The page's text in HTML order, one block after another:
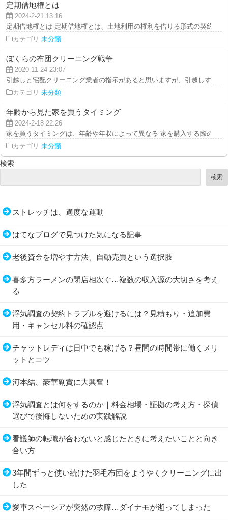
定期借地権とは
2024-2-21 13:16
定期借地権とは 定期借地権とは、土地利用の権利を借りる形式の契約で
カテゴリ 未分類
ぼくらの布団クリーニング戦争
2020-11-24 23:07
引越しと宅配クリーニング業者の指示があると思いますが、引越しする前
カテゴリ 未分類
年齢から見た家を買うタイミング
2024-2-18 22:26
家を買うタイミングは、年齢や年収によって異なる 家を購入する際の最
カテゴリ 未分類
検索
検索
ストレッチは、適度な運動
はてなブログで見つけた気になる記事
老後資金を増やす方法、自動売買という選択肢
喜多方ラーメンの閉店相次ぐ…複数の収入源の大切さを考え
る
浮気調査の契約トラブルを避けるには？見積もり・追加費
用・キャンセル料の確認点
チャットレディは日中でも稼げる？昼間の時間帯に働くメリ
ットとコツ
河本結、豪華副賞に大興奮！
浮気調査とは何をするのか｜料金相場・証拠の考え方・探偵
選びで後悔しないための実践解説
看護師の転職が合わないと感じたときに考えたいことと向き
合い方
3年間ずっと使い続けた羽毛布団をようやくクリーニングに出
した
愛車スペーシアが突然の故障…ダイナモが逝ってしまった